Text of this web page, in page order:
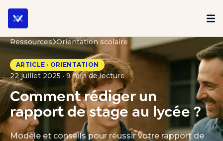
Ressources Orientation scolaire
ARTICLE · ORIENTATION
22 juillet 2025 · 9 min de lecture
Comment rédiger un
rapport de stage au lycée ?
Modèle et conseils pour réussir votre rapport de